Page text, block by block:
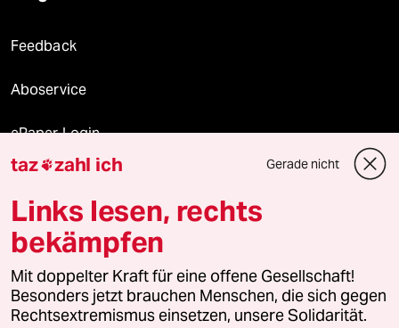
Feedback
Aboservice
ePaper Login
Downloads für Abonnierende
© 2026 taz Verlags und Vertriebs GmbH
Alle Rechte vorbehalten. Bei rechtlichen Fragen oder für Genehmigungen
wenden Sie sich bitte an
lizenzen@taz.de
taz zahl ich Gerade nicht
Links lesen, rechts
bekämpfen
Mit doppelter Kraft für eine offene Gesellschaft!
Besonders jetzt brauchen Menschen, die sich gegen
Rechtsextremismus einsetzen, unsere Solidarität.